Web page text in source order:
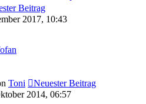
Beitrag
2017, 10:43
Toni
Neuester Beitrag
2014, 06:57